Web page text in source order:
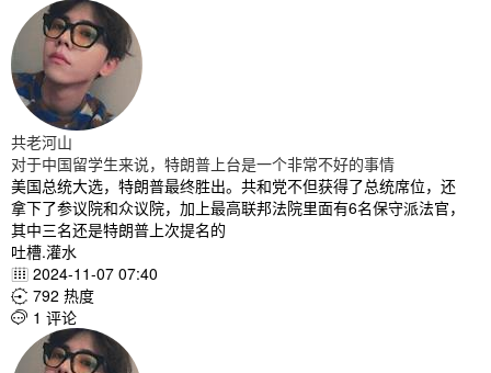
共老河山
对于中国留学生来说，特朗普上台是一个非常不好的事情
美国总统大选，特朗普最终胜出。共和党不但获得了总统席位，还
拿下了参议院和众议院，加上最高联邦法院里面有6名保守派法官，
其中三名还是特朗普上次提名的
吐槽.灌水
 2024-11-07 07:40
 792 热度
 1 评论